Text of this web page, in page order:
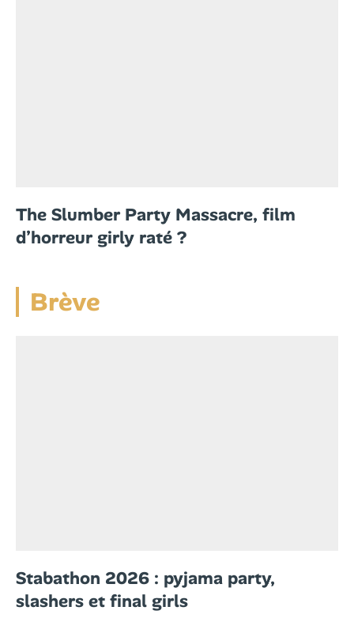
The Slumber Party Massacre, film
d’horreur girly raté ?
Brève
Stabathon 2026 : pyjama party,
slashers et final girls